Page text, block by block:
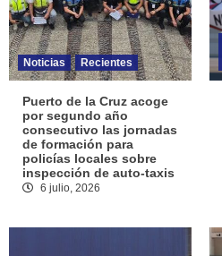
Noticias Recientes
Puerto de la Cruz acoge
por segundo año
consecutivo las jornadas
de formación para
policías locales sobre
inspección de auto-taxis
6 julio, 2026